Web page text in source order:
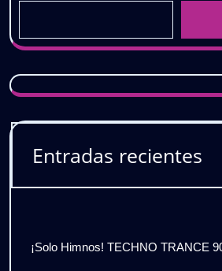
Entradas recientes
¡Solo Himnos! TECHNO TRANCE